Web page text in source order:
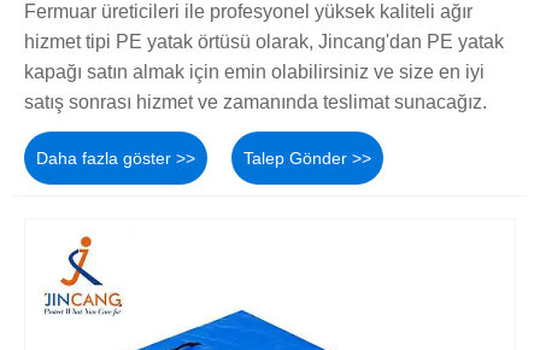
Fermuar üreticileri ile profesyonel yüksek kaliteli ağır
hizmet tipi PE yatak örtüsü olarak, Jincang'dan PE yatak
kapağı satın almak için emin olabilirsiniz ve size en iyi
satış sonrası hizmet ve zamanında teslimat sunacağız.
Daha fazla göster >> Talep Gönder >>